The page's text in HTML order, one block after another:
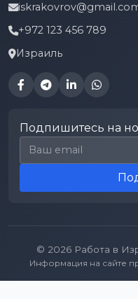
+972 123 456 789
Израиль
Подпишитесь на
Email для подписки
© 2026 Работа в
Информация на сайте